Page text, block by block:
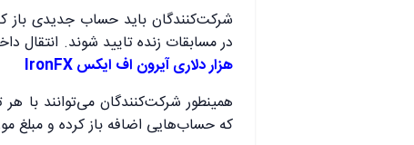
در مسابقات زنده تایید شوند.
هزار دلاری آیرون اف ایکس IronFX
همینطور شرکت‌کنندگان می‌توانند با
که حساب‌هایی اضافه باز کرده و مبلغ